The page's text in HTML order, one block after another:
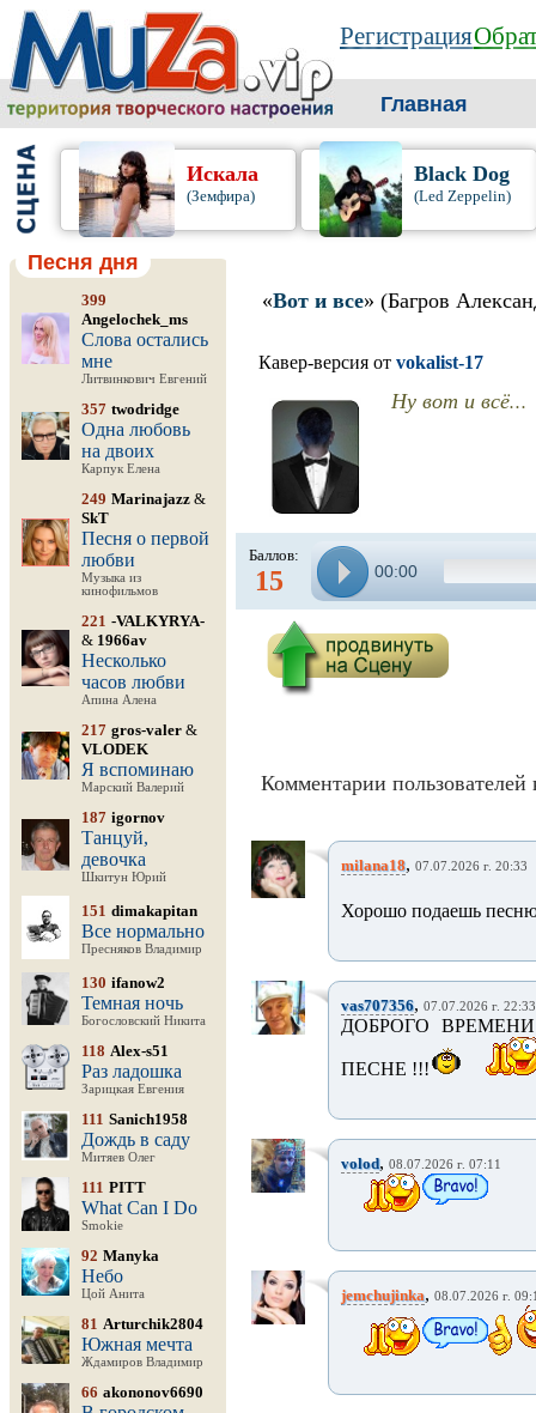
Регистрация
Главная
Искала
(Земфира)
Black Dog
(Led Zeppelin)
Песня дня
399
Angelochek_ms
Слова остались
мне
Литвинкович Евгений
357 twodridge
Одна любовь
на двоих
Карпук Елена
249 Marinajazz &
SkT
Песня о первой
любви
Музыка из
кинофильмов
221 -VALKYRYA-
& 1966av
Несколько
часов любви
Апина Алена
217 gros-valer &
VLODEK
Я вспоминаю
Марский Валерий
187 igornov
Танцуй,
девочка
Шкитун Юрий
151 dimakapitan
Все нормально
Пресняков Владимир
130 ifanow2
Темная ночь
Богословский Никита
118 Alex-s51
Раз ладошка
Зарицкая Евгения
111 Sanich1958
Дождь в саду
Митяев Олег
111 PITT
What Can I Do
Smokie
92 Manyka
Небо
Цой Анита
81 Arturchik2804
Южная мечта
Ждамиров Владимир
66 akononov6690
«Вот и все» (Багров
Кавер-версия от vokalist-17
Ну вот и всё...
Баллов:
15 00:00
Комментарии пользователей
milana18, 07.07.2026 г. 20:33
Хорошо подаешь
vas707356, 07.07.2026 г. 22:33
ДОБРОГО
ПЕСНЕ !!!
volod, 08.07.2026 г. 07:11
jemchujinka, 08.07.2026 г.